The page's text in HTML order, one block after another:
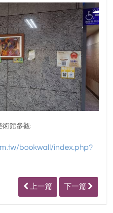
術館參觀:
bookwall/index.php?
下一篇
上一篇